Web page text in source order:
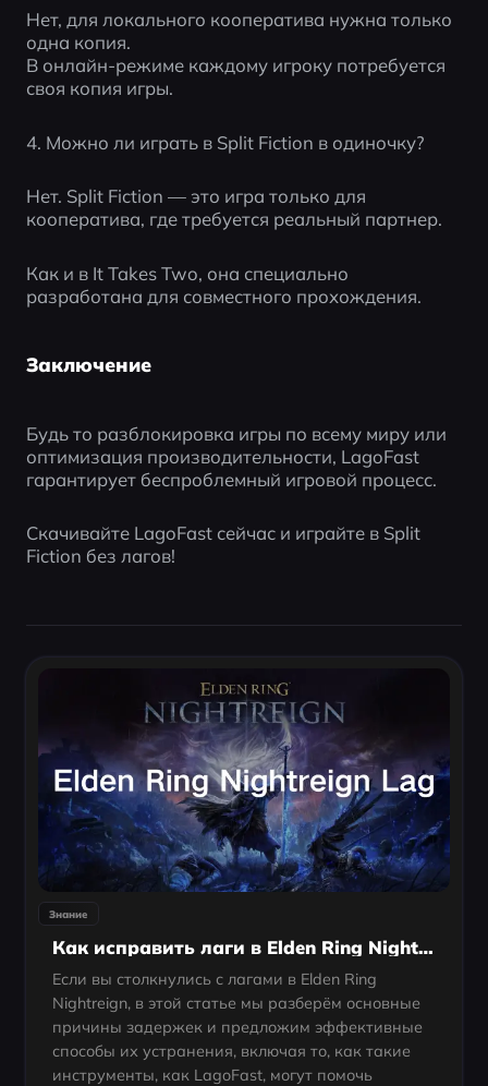
Нет, для локального кооператива нужна только
одна копия.
В онлайн-режиме каждому игроку потребуется
своя копия игры.
4. Можно ли играть в Split Fiction в одиночку?
Нет. Split Fiction — это игра только для
кооператива, где требуется реальный партнер.
Как и в It Takes Two, она специально
разработана для совместного прохождения.
Заключение
Будь то разблокировка игры по всему миру или
оптимизация производительности, LagoFast
гарантирует беспроблемный игровой процесс.
Скачивайте LagoFast сейчас и играйте в Split
Fiction без лагов!
Знание
Как исправить лаги в Elden Ring Nightreign — 100% рабочие методы
Если вы столкнулись с лагами в Elden Ring
Nightreign, в этой статье мы разберём основные
причины задержек и предложим эффективные
способы их устранения, включая то, как такие
инструменты, как LagoFast, могут помочь